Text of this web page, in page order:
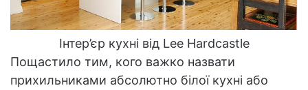
Інтер’єр кухні від Lee Hardcastle
Пощастило тим, кого важко назвати
прихильниками абсолютно білої кухні або